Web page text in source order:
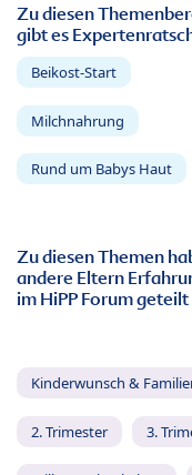
Zu diesen
gibt es
Beikost-Start
Milchnahrung
Rund um Babys Haut
Zu diesen Themen
andere Eltern
im HiPP Forum geteilt
Kinderwunsch &
2. Trimester 3.